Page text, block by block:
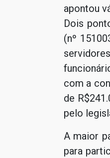
apontou
Dois
(nº
com a
de
pelo
A maior
para